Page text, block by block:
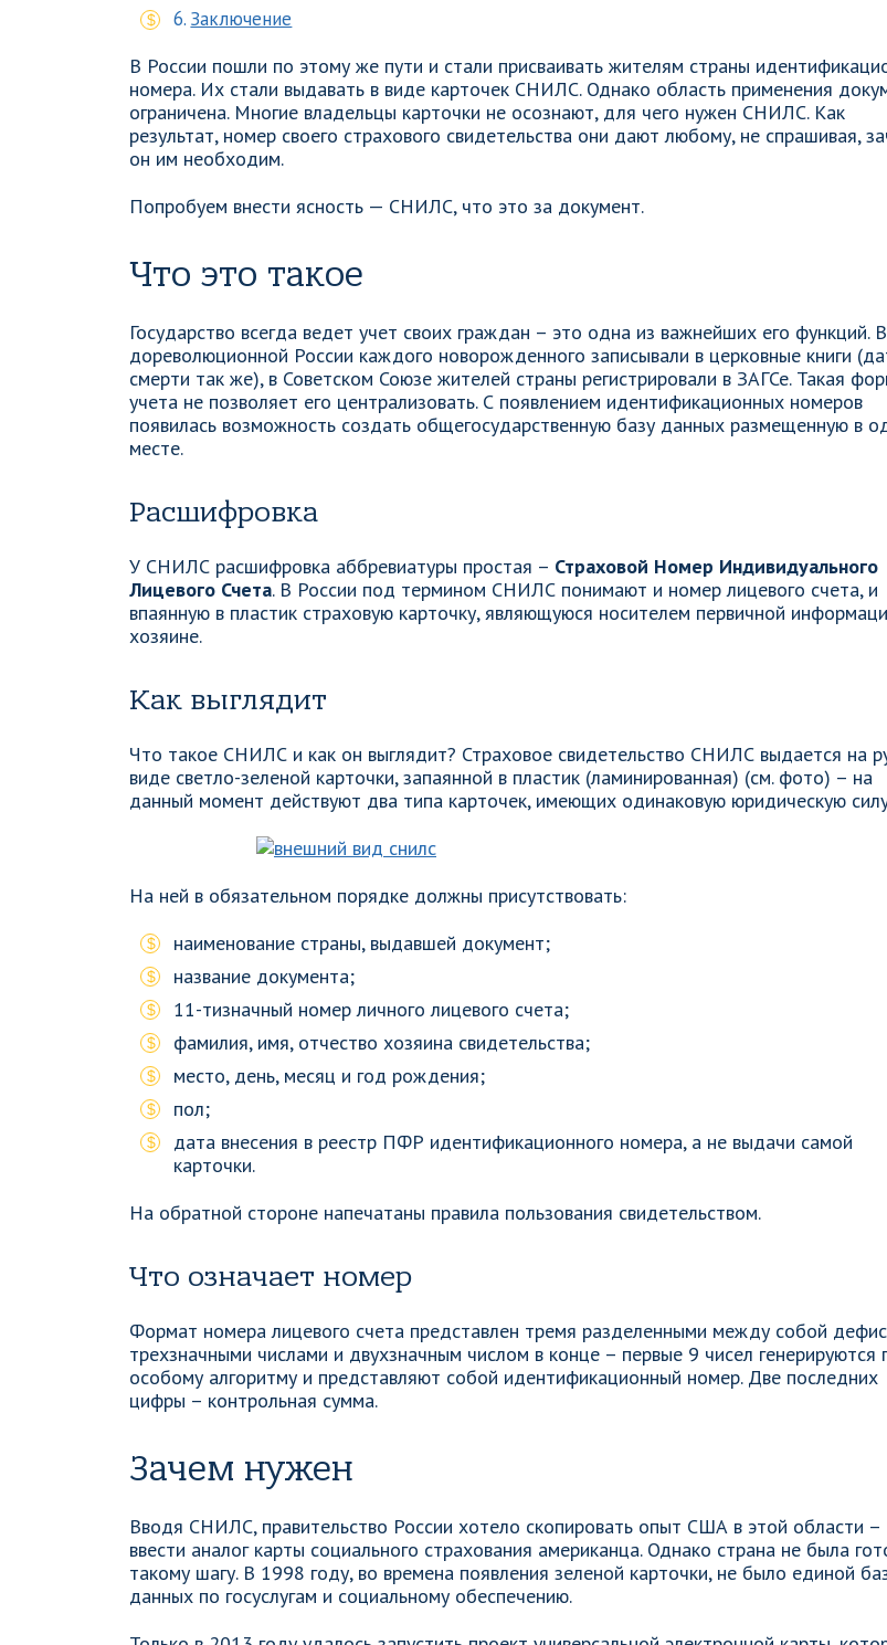
Заключение
В России пошли по этому же пути и стали присваивать жителям страны
номера. Их стали выдавать в виде карточек СНИЛС. Однако область применения
ограничена. Многие владельцы карточки не осознают, для чего нужен СНИЛС. Как
результат, номер своего страхового свидетельства они дают любому, не спрашивая,
он им необходим.
Попробуем внести ясность — СНИЛС, что это за документ.
Что это такое
Государство всегда ведет учет своих граждан – это одна из важнейших его функций. В
дореволюционной России каждого новорожденного записывали в церковные книги
смерти так же), в Советском Союзе жителей страны регистрировали в ЗАГСе. Такая
учета не позволяет его централизовать. С появлением идентификационных номеров
появилась возможность создать общегосударственную базу данных размещенную в
месте.
Расшифровка
У СНИЛС расшифровка аббревиатуры простая – Страховой Номер Индивидуального
Лицевого Счета. В России под термином СНИЛС понимают и номер лицевого счета, и
впаянную в пластик страховую карточку, являющуюся носителем первичной
хозяине.
Как выглядит
Что такое СНИЛС и как он выглядит? Страховое свидетельство СНИЛС выдается на
виде светло-зеленой карточки, запаянной в пластик (ламинированная) (см. фото) – на
данный момент действуют два типа карточек, имеющих одинаковую юридическую
На ней в обязательном порядке должны присутствовать:
наименование страны, выдавшей документ;
название документа;
11-тизначный номер личного лицевого счета;
фамилия, имя, отчество хозяина свидетельства;
место, день, месяц и год рождения;
пол;
дата внесения в реестр ПФР идентификационного номера, а не выдачи самой
карточки.
На обратной стороне напечатаны правила пользования свидетельством.
Что означает номер
Формат номера лицевого счета представлен тремя разделенными между собой
трехзначными числами и двухзначным числом в конце – первые 9 чисел генерируются
особому алгоритму и представляют собой идентификационный номер. Две последних
цифры – контрольная сумма.
Зачем нужен
Вводя СНИЛС, правительство России хотело скопировать опыт США в этой области –
ввести аналог карты социального страхования американца. Однако страна не была
такому шагу. В 1998 году, во времена появления зеленой карточки, не было единой
данных по госуслугам и социальному обеспечению.